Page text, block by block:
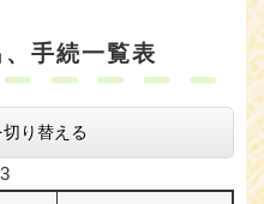
手続一覧表
り替える